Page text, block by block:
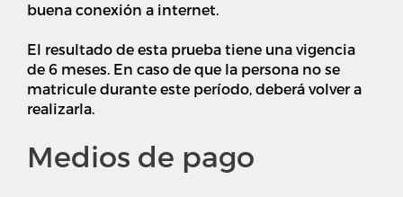
buena conexión a internet.
El resultado de esta prueba tiene una vigencia
de 6 meses. En caso de que la persona no se
matricule durante este período, deberá volver a
realizarla.
Medios de pago